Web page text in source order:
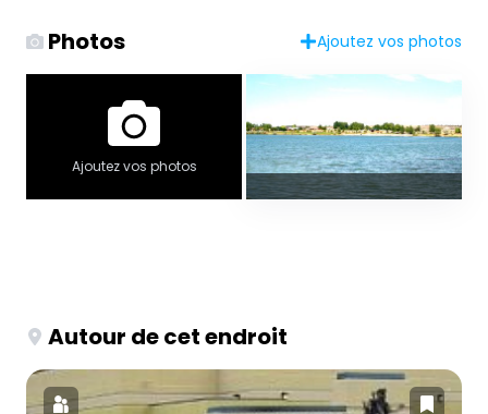
Photos Ajoutez vos photos
Ajoutez vos photos
Autour de cet endroit